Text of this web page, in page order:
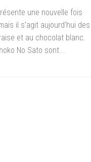
une nouvelle fois
il s’agit aujourd’hui des
et au chocolat blanc.
No Sato sont...